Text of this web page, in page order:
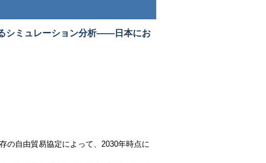
シミュレーション分析――日本にお
の自由貿易協定によって、2030年時点に